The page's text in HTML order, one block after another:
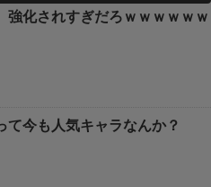
強化されすぎだろｗｗｗｗｗｗ
て今も人気キャラなんか？